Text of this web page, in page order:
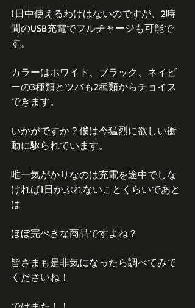
1日中使えるわけはないのですが、2時
間のUSB充電でフルチャージも可能で
す。
カラーはホワイト、ブラック、ネイビ
ーの3種類とツバも2種類からチョイス
できます。
いかがですか？僕は今猛烈に欲しい衝
動に駆られています。
唯一気がかりなのは充電を途中でしな
ければ1日かぶれないことくらいであと
は
ほぼ完ぺきな商品ですよね？
皆さまも是非気になったら調べてみて
くださいね！